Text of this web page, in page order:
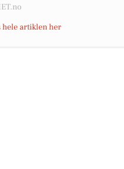
artiklen her